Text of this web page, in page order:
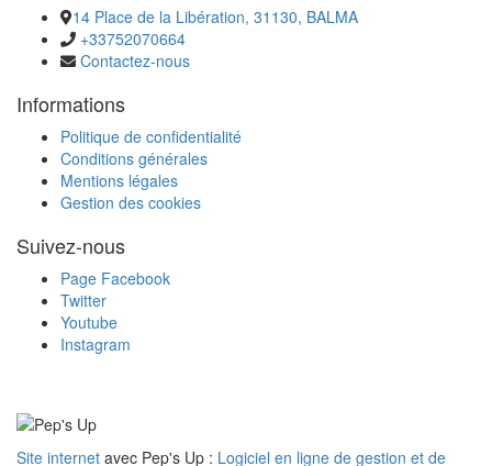
​​​​​​​14 Place de la Libération, 31130, BALMA
+33752070664
Contactez-nous
Informations
Politique de confidentialité
Conditions générales
Mentions légales
Gestion des cookies
Suivez-nous
Page Facebook
Twitter
Youtube
Instagram
Site internet avec Pep's Up : Logiciel en ligne de gestion et de